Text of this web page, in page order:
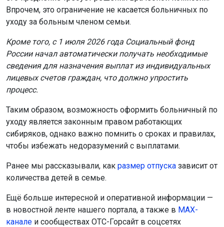
Впрочем, это ограничение не касается больничных по
уходу за больным членом семьи.
Кроме того, с 1 июля 2026 года Социальный фонд
России начал автоматически получать необходимые
сведения для назначения выплат из индивидуальных
лицевых счетов граждан, что должно упростить
процесс.
Таким образом, возможность оформить больничный по
уходу является законным правом работающих
сибиряков, однако важно помнить о сроках и правилах,
чтобы избежать недоразумений с выплатами.
Ранее мы рассказывали, как размер отпуска зависит от
количества детей в семье.
Ещё больше интересной и оперативной информации —
в новостной ленте нашего портала, а также в МАХ-
канале и сообществах ОТС-Горсайт в соцсетях